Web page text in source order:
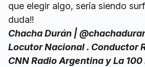
que elegir algo, sería siendo
duda!!
Chacha Durán |
Locutor Nacional . Conductor
CNN Radio Argentina y La 100